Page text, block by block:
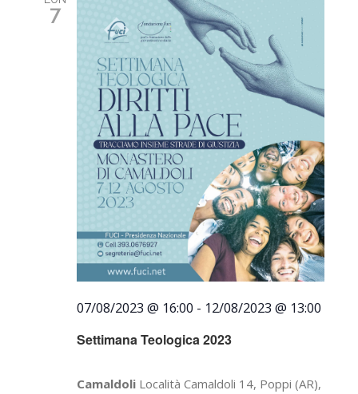
7
Settimana Teologica 2023
07/08/2023 @ 16:00 - 12/08/2023 @ 13:00
Camaldoli Località Camaldoli 14, Poppi (AR),